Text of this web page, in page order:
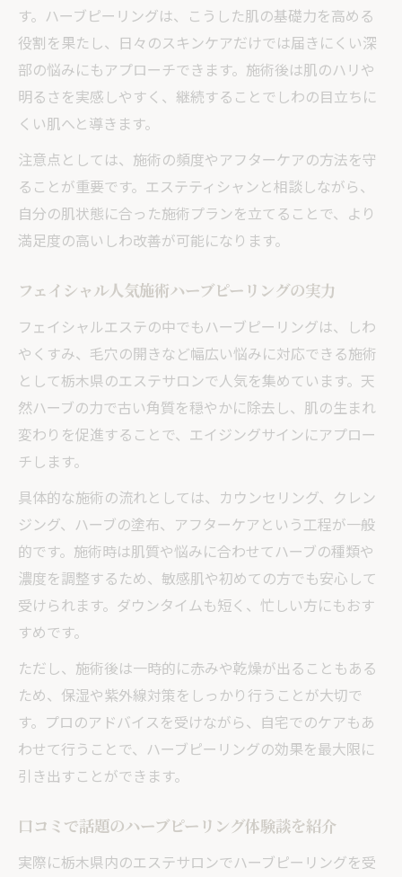
す。ハーブピーリングは、こうした肌の基礎力を高める
役割を果たし、日々のスキンケアだけでは届きにくい深
部の悩みにもアプローチできます。施術後は肌のハリや
明るさを実感しやすく、継続することでしわの目立ちに
くい肌へと導きます。
注意点としては、施術の頻度やアフターケアの方法を守
ることが重要です。エステティシャンと相談しながら、
自分の肌状態に合った施術プランを立てることで、より
満足度の高いしわ改善が可能になります。
フェイシャル人気施術ハーブピーリングの実力
フェイシャルエステの中でもハーブピーリングは、しわ
やくすみ、毛穴の開きなど幅広い悩みに対応できる施術
として栃木県のエステサロンで人気を集めています。天
然ハーブの力で古い角質を穏やかに除去し、肌の生まれ
変わりを促進することで、エイジングサインにアプロー
チします。
具体的な施術の流れとしては、カウンセリング、クレン
ジング、ハーブの塗布、アフターケアという工程が一般
的です。施術時は肌質や悩みに合わせてハーブの種類や
濃度を調整するため、敏感肌や初めての方でも安心して
受けられます。ダウンタイムも短く、忙しい方にもおす
すめです。
ただし、施術後は一時的に赤みや乾燥が出ることもある
ため、保湿や紫外線対策をしっかり行うことが大切で
す。プロのアドバイスを受けながら、自宅でのケアもあ
わせて行うことで、ハーブピーリングの効果を最大限に
引き出すことができます。
口コミで話題のハーブピーリング体験談を紹介
実際に栃木県内のエステサロンでハーブピーリングを受